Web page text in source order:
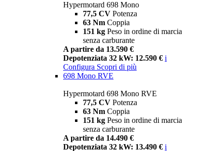
Hypermotard 698 Mono
77,5 CV Potenza
63 Nm Coppia
151 kg Peso in ordine di marcia
senza carburante
A partire da 13.590 €
Depotenziata 32 kW: 12.590 € i
Configura Scopri di più
698 Mono RVE
Hypermotard 698 Mono RVE
77,5 CV Potenza
63 Nm Coppia
151 kg Peso in ordine di marcia
senza carburante
A partire da 14.490 €
Depotenziata 32 kW: 13.490 € i